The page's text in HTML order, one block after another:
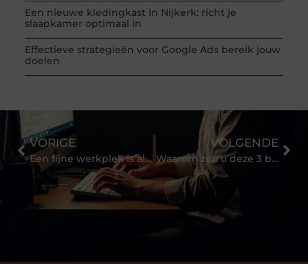
Een nieuwe kledingkast in Nijkerk: richt je
slaapkamer optimaal in
Effectieve strategieën voor Google Ads bereik jouw
doelen
VORIGE
Een fijne werkplek is alles
VOLGENDE
Waarom zou u deze 3 bonen en peulvruchten aan uw dieet moeten toevoegen?